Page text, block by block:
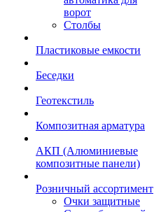
ворот
Столбы
Пластиковые емкости
Беседки
Геотекстиль
Композитная арматура
АКП (Алюминиевые
композитные панели)
Розничный ассортимент
Очки защитные